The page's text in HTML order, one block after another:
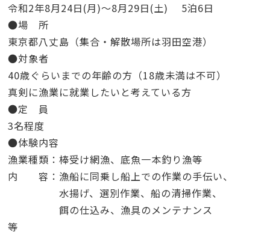
令和2年8月24日(月)～8月29日(土) 5泊6日
●場 所
東京都八丈島（集合・解散場所は羽田空港）
●対象者
40歳ぐらいまでの年齢の方（18歳未満は不可）
真剣に漁業に就業したいと考えている方
●定 員
3名程度
●体験内容
漁業種類：棒受け網漁、底魚一本釣り漁等
内 容：漁船に同乗し船上での作業の手伝い、
水揚げ、選別作業、船の清掃作業、
餌の仕込み、漁具のメンテナンス
等